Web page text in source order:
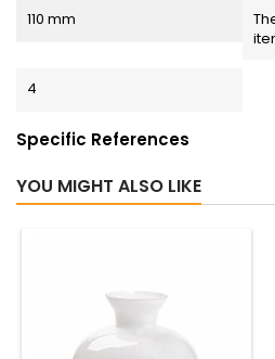
110 mm
4
Specific References
YOU MIGHT ALSO LIKE
(1)